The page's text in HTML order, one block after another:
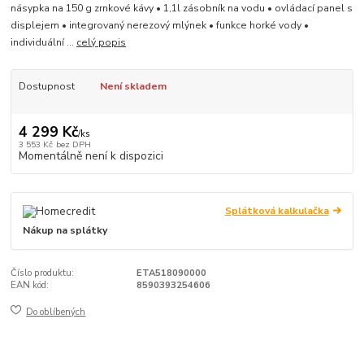
násypka na 150 g zrnkové kávy • 1,1l zásobník na vodu • ovládací panel s
displejem • integrovaný nerezový mlýnek • funkce horké vody •
individuální ... celý popis
Dostupnost Není skladem
4 299 Kč/ks
3 553 Kč bez DPH
Momentálně není k dispozici
Splátková kalkulačka
Nákup na splátky
Číslo produktu:
ETA518090000
EAN kód:
8590393254606
Do oblíbených